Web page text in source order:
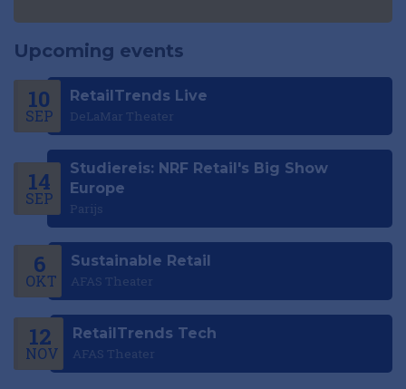
Upcoming events
10
SEP
RetailTrends Live
DeLaMar Theater
14
SEP
Studiereis: NRF Retail's Big Show
Europe
Parijs
6
OKT
Sustainable Retail
AFAS Theater
12
NOV
RetailTrends Tech
AFAS Theater